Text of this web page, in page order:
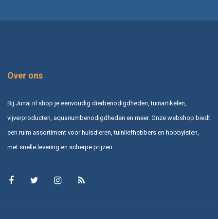
Over ons
Bij Junai.nl shop je eenvoudig dierbenodigdheden, tuinartikelen,
vijverproducten, aquariumbenodigdheden en meer. Onze webshop biedt
een ruim assortiment voor huisdieren, tuinliefhebbers en hobbyisten,
met snelle levering en scherpe prijzen.